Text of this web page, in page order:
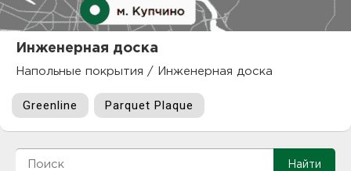
Инженерная доска
Напольные покрытия / Инженерная доска
Greenline Parquet Plaque